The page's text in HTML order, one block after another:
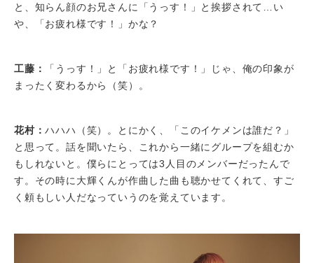
と、知らん顔のお兄さんに「うっす！」と挨拶されて…い
や、「お疲れ様です！」かな？
工藤：
「うっす！」と「お疲れ様です！」じゃ、俺の印象が
まったく変わるから（笑）。
花村：ハハハ（笑）。とにかく、「このイケメンは誰だ？」
と思って。話を聞いたら、これから一緒にグループを組むか
もしれないと。僕らにとっては3人目のメンバーだったんで
す。その時に大輝くんが作曲した曲も聴かせてくれて、すご
く頼もしい人だなっていうのを覚えています。